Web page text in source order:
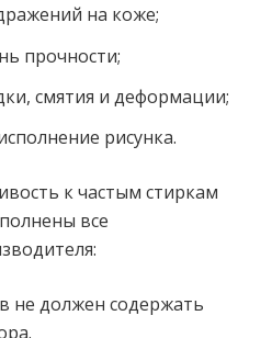
на коже;
прочности;
смятия и деформации;
рисунка.
к частым стиркам
все
не должен содержать